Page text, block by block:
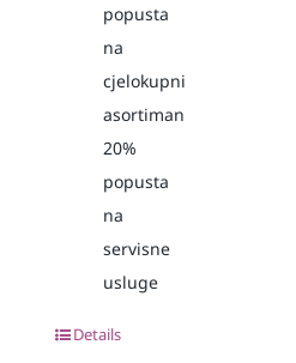
popusta
na
cjelokupni
asortiman
20%
popusta
na
servisne
usluge
Details